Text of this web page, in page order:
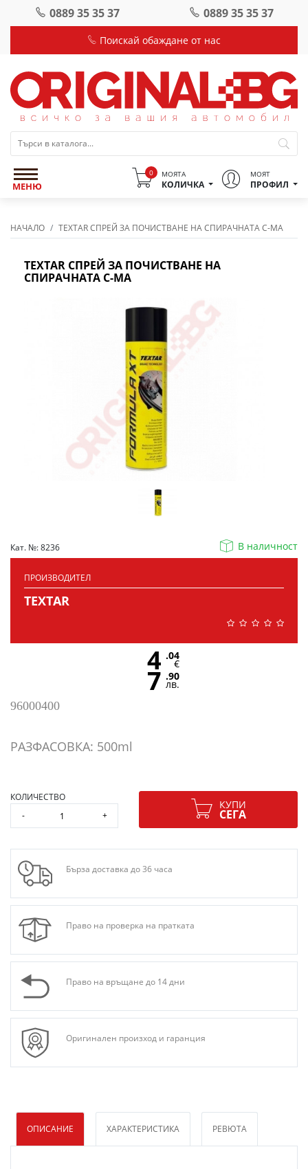
0889 35 35 37 0889 35 35 37
Поискай обаждане от нас
МЕНЮ
0 МОЯТА
КОЛИЧКА
МОЯТ
ПРОФИЛ
НАЧАЛО TEXTAR СПРЕЙ ЗА ПОЧИСТВАНЕ НА СПИРАЧНАТА С-МА
TEXTAR СПРЕЙ ЗА ПОЧИСТВАНЕ НА
СПИРАЧНАТА С-МА
Кат. №: 8236 В наличност
ПРОИЗВОДИТЕЛ
TEXTAR
96000400
РАЗФАСОВКА: 500ml
4 .04
€
7 .90
лв.
КОЛИЧЕСТВО
-
+
КУПИ
СЕГА
Бърза доставка до 36 часа
Право на проверка на пратката
Право на връщане до 14 дни
Оригинален произход и гаранция
ОПИСАНИЕ ХАРАКТЕРИСТИКА РЕВЮТА